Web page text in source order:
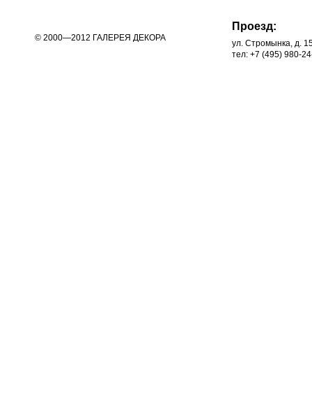
© 2000—2012 ГАЛЕРЕЯ ДЕКОРА
Проезд:
ул. Стромынка, д.
тел: +7 (495) 980-